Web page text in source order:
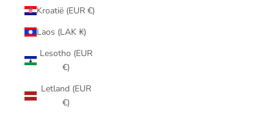
Kroatië (EUR €)
Laos (LAK ₭)
Lesotho (EUR
€)
Letland (EUR
€)